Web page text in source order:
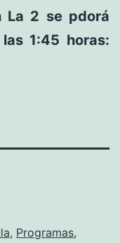
La 2 se pdorá
1:45 horas:
, Programas,